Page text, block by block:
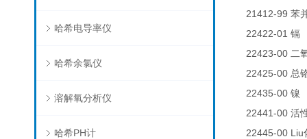
哈希电导率仪
哈希余氯仪
溶解氧分析仪
哈希PH计
21412-99 苯
22422-01 镉
22423-00 二
22425-00 总
22435-00 镍
22441-00 活
22445-00 Liu